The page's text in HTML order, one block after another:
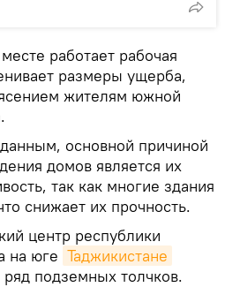
работает рабочая
размеры ущерба,
жителям южной
основной причиной
домов является их
так как многие здания
снижает их прочность.
центр республики
на юге Таджикистане
подземных толчков.